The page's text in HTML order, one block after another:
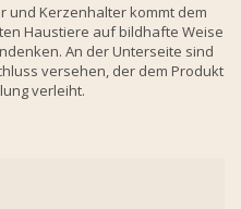
und Kerzenhalter kommt dem
Haustiere auf bildhafte Weise
An der Unterseite sind
versehen, der dem Produkt
verleiht.